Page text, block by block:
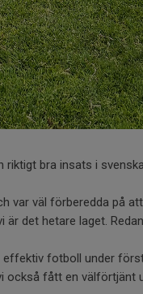
bra insats i
var väl förberedda på
är det hetare laget.
fotboll under
också fått en välförtjänt